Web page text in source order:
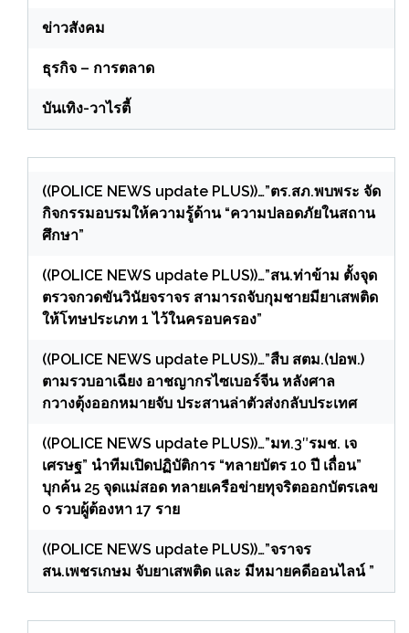
ข่าวสังคม
ธุรกิจ – การตลาด
บันเทิง-วาไรตี้
((POLICE NEWS update PLUS))…”ตร.สภ.พบพระ จัด
กิจกรรมอบรมให้ความรู้ด้าน “ความปลอดภัยในสถาน
ศึกษา”
((POLICE NEWS update PLUS))…”สน.ท่าข้าม ตั้งจุด
ตรวจกวดขันวินัยจราจร สามารถจับกุมชายมียาเสพติด
ให้โทษประเภท 1 ไว้ในครอบครอง”
((POLICE NEWS update PLUS))…”สืบ สตม.(ปอพ.)
ตามรวบอาเฉียง อาชญากรไซเบอร์จีน หลังศาล
กวางตุ้งออกหมายจับ ประสานล่าตัวส่งกลับประเทศ
((POLICE NEWS update PLUS))…”มท.3″รมช. เจ
เศรษฐ” นำทีมเปิดปฏิบัติการ “ทลายบัตร 10 ปี เถื่อน”
บุกค้น 25 จุดแม่สอด ทลายเครือข่ายทุจริตออกบัตรเลข
0 รวบผู้ต้องหา 17 ราย
((POLICE NEWS update PLUS))…”จราจร
สน.เพชรเกษม จับยาเสพติด และ มีหมายคดีออนไลน์ ”